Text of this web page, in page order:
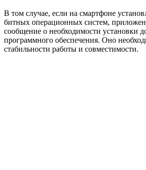
В том случае, если на смартфоне
битных операционных систем,
сообщение о необходимости установки
программного обеспечения. Оно
стабильности работы и совместимости.